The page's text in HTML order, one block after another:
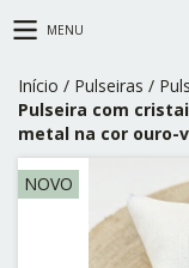
MENU
Início / Pulseiras /
Pulseira com
metal na cor ouro-
NOVO